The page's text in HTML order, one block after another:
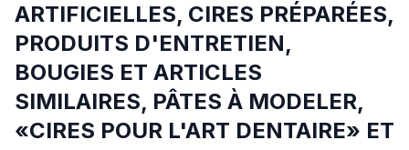
ARTIFICIELLES, CIRES PRÉPARÉES,
PRODUITS D'ENTRETIEN,
BOUGIES ET ARTICLES
SIMILAIRES, PÂTES À MODELER,
«CIRES POUR L'ART DENTAIRE» ET